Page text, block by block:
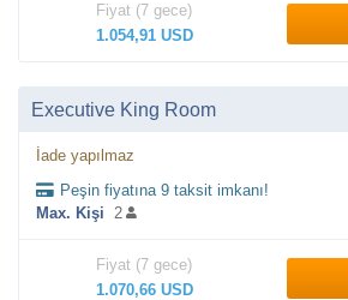
Fiyat (7 gece)
1.054,91 USD
Executive King Room
İade yapılmaz
Peşin fiyatına 9 taksit imkanı!
Max. Kişi 2
Fiyat (7 gece)
1.070,66 USD